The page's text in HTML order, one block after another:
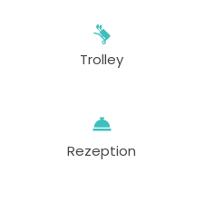
Trolley
Rezeption